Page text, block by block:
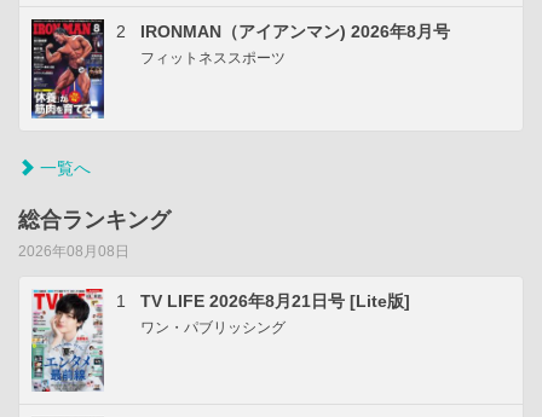
2 IRONMAN（アイアンマン) 2026年8月号
フィットネススポーツ
一覧へ
総合ランキング
2026年08月08日
1 TV LIFE 2026年8月21日号 [Lite版]
ワン・パブリッシング